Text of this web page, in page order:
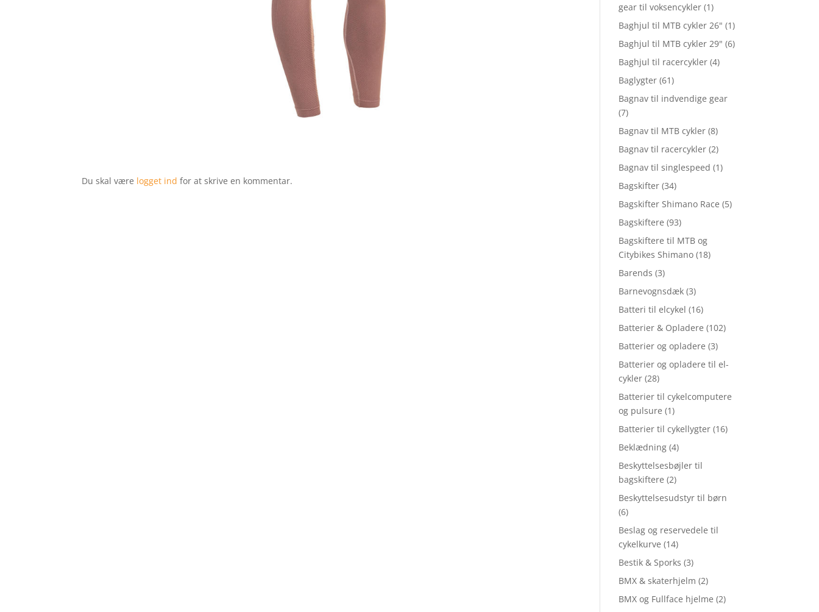
Du skal være logget ind for at skrive en kommentar.
gear til voksencykler (1)
Baghjul til MTB cykler 26" (1)
Baghjul til MTB cykler 29" (6)
Baghjul til racercykler (4)
Baglygter (61)
Bagnav til indvendige gear
(7)
Bagnav til MTB cykler (8)
Bagnav til racercykler (2)
Bagnav til singlespeed (1)
Bagskifter (34)
Bagskifter Shimano Race (5)
Bagskiftere (93)
Bagskiftere til MTB og
Citybikes Shimano (18)
Barends (3)
Barnevognsdæk (3)
Batteri til elcykel (16)
Batterier & Opladere (102)
Batterier og opladere (3)
Batterier og opladere til el-
cykler (28)
Batterier til cykelcomputere
og pulsure (1)
Batterier til cykellygter (16)
Beklædning (4)
Beskyttelsesbøjler til
bagskiftere (2)
Beskyttelsesudstyr til børn
(6)
Beslag og reservedele til
cykelkurve (14)
Bestik & Sporks (3)
BMX & skaterhjelm (2)
BMX og Fullface hjelme (2)